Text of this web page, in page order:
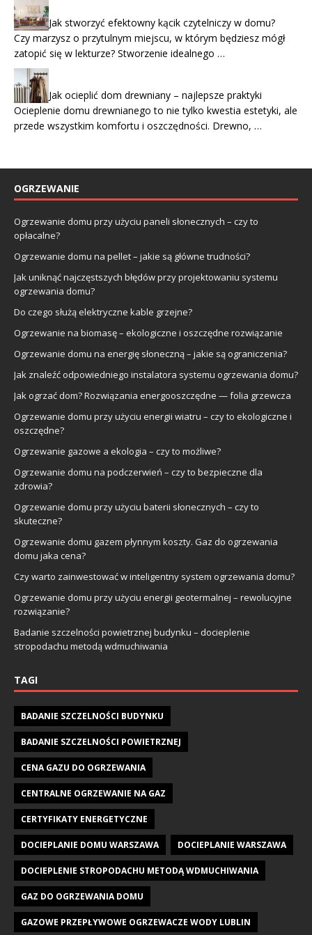
Jak stworzyć efektowny kącik czytelniczy w domu?
Czy marzysz o przytulnym miejscu, w którym będziesz mógł
zatopić się w lekturze? Stworzenie idealnego …
Jak ocieplić dom drewniany – najlepsze praktyki
Ocieplenie domu drewnianego to nie tylko kwestia estetyki, ale
przede wszystkim komfortu i oszczędności. Drewno, …
OGRZEWANIE
Ogrzewanie domu przy użyciu paneli słonecznych – czy to
opłacalne?
Ogrzewanie domu na pellet – jakie są główne trudności?
Jak uniknąć najczęstszych błędów przy projektowaniu systemu
ogrzewania domu?
Do czego służą elektryczne kable grzejne?
Ogrzewanie na biomasę – ekologiczne i oszczędne rozwiązanie
Ogrzewanie domu na energię słoneczną – jakie są ograniczenia?
Jak znaleźć odpowiedniego instalatora systemu ogrzewania domu?
Jak ogrzać dom? Rozwiązania energooszczędne — folia grzewcza
Ogrzewanie domu przy użyciu energii wiatru – czy to ekologiczne i
oszczędne?
Ogrzewanie gazowe a ekologia – czy to możliwe?
Ogrzewanie domu na podczerwień – czy to bezpieczne dla
zdrowia?
Ogrzewanie domu przy użyciu baterii słonecznych – czy to
skuteczne?
Ogrzewanie domu gazem płynnym koszty. Gaz do ogrzewania
domu jaka cena?
Czy warto zainwestować w inteligentny system ogrzewania domu?
Ogrzewanie domu przy użyciu energii geotermalnej – rewolucyjne
rozwiązanie?
Badanie szczelności powietrznej budynku – docieplenie
stropodachu metodą wdmuchiwania
TAGI
BADANIE SZCZELNOŚCI BUDYNKU
BADANIE SZCZELNOŚCI POWIETRZNEJ
CENA GAZU DO OGRZEWANIA
CENTRALNE OGRZEWANIE NA GAZ
CERTYFIKATY ENERGETYCZNE
DOCIEPLANIE DOMU WARSZAWA DOCIEPLANIE WARSZAWA
DOCIEPLENIE STROPODACHU METODĄ WDMUCHIWANIA
GAZ DO OGRZEWANIA DOMU
GAZOWE PRZEPŁYWOWE OGRZEWACZE WODY LUBLIN